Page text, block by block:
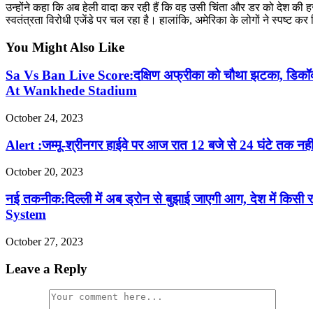
उन्होंने कहा कि अब हेली वादा कर रही हैं कि वह उसी चिंता और डर को देश की
स्वतंत्रता विरोधी एजेंडे पर चल रहा है। हालांकि, अमेरिका के लोगों ने स्पष्ट कर
You Might Also Like
Sa Vs Ban Live Score:दक्षिण अफ्रीका को चौथा झटका,
At Wankhede Stadium
October 24, 2023
Alert :जम्मू-श्रीनगर हाईवे पर आज रात 12 बजे से 24 घंटे तक
October 20, 2023
नई तकनीक:दिल्ली में अब ड्रोन से बुझाई जाएगी आग, देश में
System
October 27, 2023
Leave a Reply